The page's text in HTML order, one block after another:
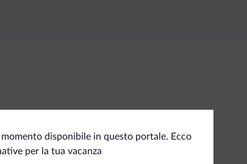
momento disponibile in questo portale. Ecco
per la tua vacanza